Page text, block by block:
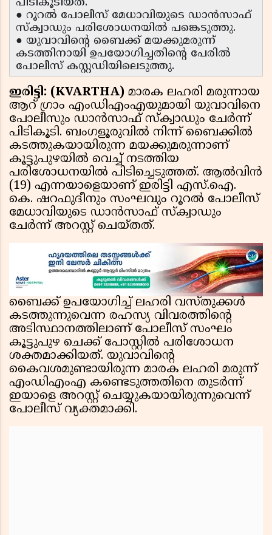
പിടികൂടിയത്.
● റൂറൽ പോലീസ് മേധാവിയുടെ ഡാൻസാഫ്
സ്ക്വാഡും പരിശോധനയിൽ പങ്കെടുത്തു.
● യുവാവിൻ്റെ ബൈക്ക് മയക്കുമരുന്ന്
കടത്തിനായി ഉപയോഗിച്ചതിൻ്റെ പേരിൽ
പോലീസ് കസ്റ്റഡിയിലെടുത്തു.
ഇരിട്ടി: (KVARTHA) മാരക ലഹരി മരുന്നായ
ആറ് ഗ്രാം എംഡിഎംഎയുമായി യുവാവിനെ
പോലീസും ഡാൻസാഫ് സ്ക്വാഡും ചേർന്ന്
പിടികൂടി. ബംഗളൂരുവിൽ നിന്ന് ബൈക്കിൽ
കടത്തുകയായിരുന്ന മയക്കുമരുന്നാണ്
കൂട്ടുപുഴയിൽ വെച്ച് നടത്തിയ
പരിശോധനയിൽ പിടിച്ചെടുത്തത്. ആൽവിൻ
(19) എന്നയാളെയാണ് ഇരിട്ടി എസ്.ഐ.
കെ. ഷറഫുദീനും സംഘവും റൂറൽ പോലീസ്
മേധാവിയുടെ ഡാൻസാഫ് സ്ക്വാഡും
ചേർന്ന് അറസ്റ്റ് ചെയ്തത്.
ബൈക്ക് ഉപയോഗിച്ച് ലഹരി വസ്തുക്കൾ
കടത്തുന്നുവെന്ന രഹസ്യ വിവരത്തിൻ്റെ
അടിസ്ഥാനത്തിലാണ് പോലീസ് സംഘം
കൂട്ടുപുഴ ചെക്ക് പോസ്റ്റിൽ പരിശോധന
ശക്തമാക്കിയത്. യുവാവിൻ്റെ
കൈവശമുണ്ടായിരുന്ന മാരക ലഹരി മരുന്ന്
എംഡിഎംഎ കണ്ടെടുത്തതിനെ തുടർന്ന്
ഇയാളെ അറസ്റ്റ് ചെയ്യുകയായിരുന്നുവെന്ന്
പോലീസ് വ്യക്തമാക്കി.